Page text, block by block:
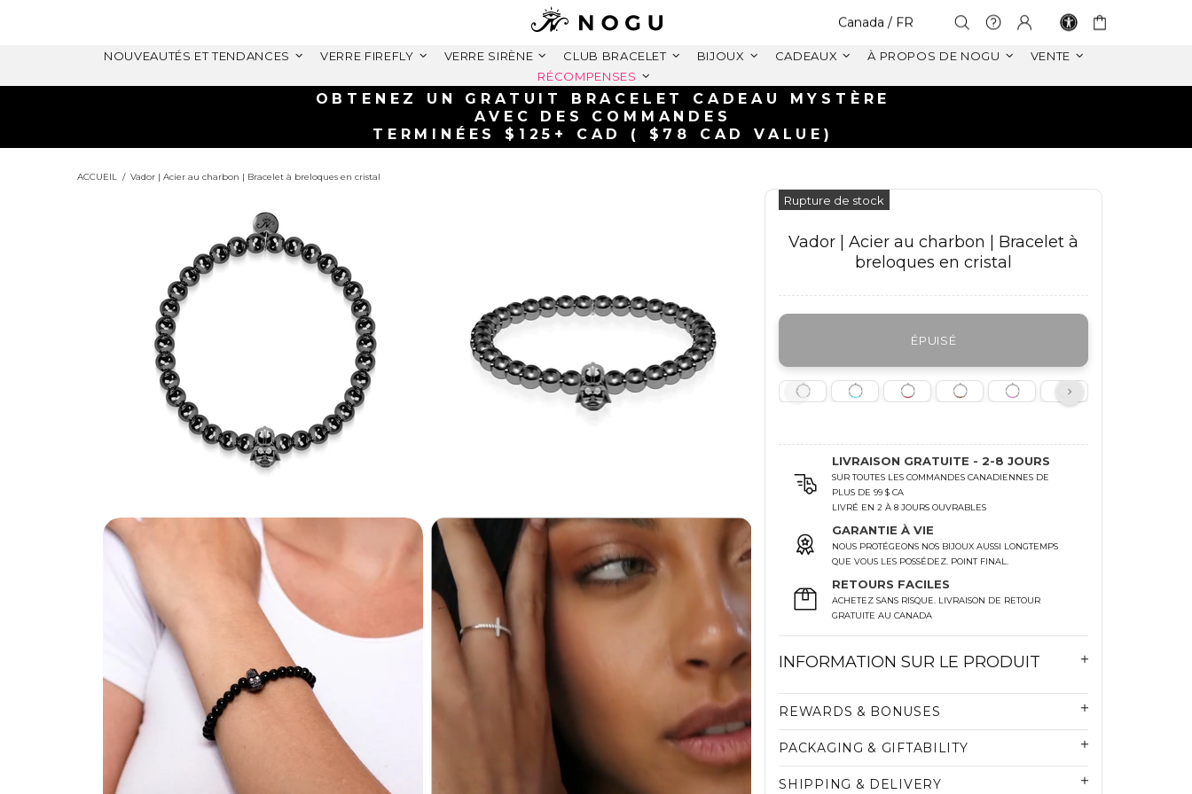
Select Your Region:
Canada / FR
NOUVEAUTÉS ET TENDANCES VERRE FIREFLY VERRE SIRÈNE CLUB BRACELET BIJOUX CADEAUX À PROPOS DE NOGU
VENTE
RÉCOMPENSES
LIVRAISON GRATUITE DANS CANADA
SUR LES COMMANDES DE PLUS DE $99+ CAD
ACCUEIL Vador | Acier au charbon | Bracelet à breloques en cristal
Rupture de stock
Vador | Acier au charbon | Bracelet à
breloques en cristal
ÉPUISÉ
LIVRAISON GRATUITE - 2-8 JOURS
SUR TOUTES LES COMMANDES CANADIENNES DE
PLUS DE 99 $ CA
LIVRÉ EN 2 À 8 JOURS OUVRABLES
GARANTIE À VIE
NOUS PROTÉGEONS NOS BIJOUX AUSSI LONGTEMPS
QUE VOUS LES POSSÉDEZ. POINT FINAL.
RETOURS FACILES
ACHETEZ SANS RISQUE. LIVRAISON DE RETOUR
GRATUITE AU CANADA
INFORMATION SUR LE PRODUIT
REWARDS & BONUSES
PACKAGING & GIFTABILITY
SHIPPING & DELIVERY